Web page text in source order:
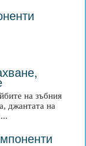
на зъбния
джантата на